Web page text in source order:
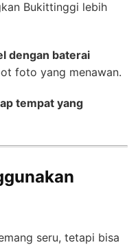
Bukittinggi lebih
dengan baterai
foto yang menawan.
tempat yang
seru, tetapi bisa